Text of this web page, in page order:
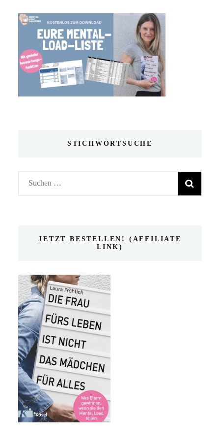
STICHWORTSUCHE
Suchen
nach:
JETZT BESTELLEN! (AFFILIATE
LINK)